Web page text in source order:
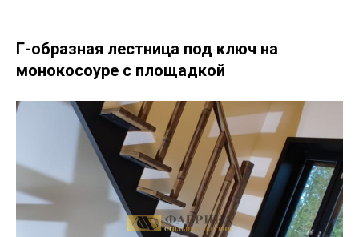
Г-образная лестница под ключ на
монокосоуре с площадкой